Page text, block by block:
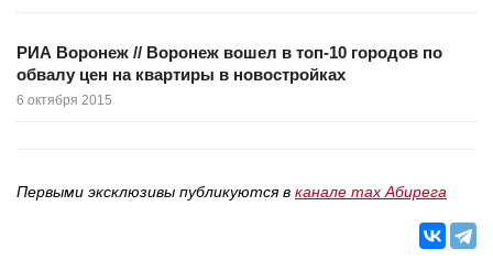
РИА Воронеж // Воронеж вошел в топ-10 городов по
обвалу цен на квартиры в новостройках
6 октября 2015
Первыми эксклюзивы публикуются в канале max Абирега